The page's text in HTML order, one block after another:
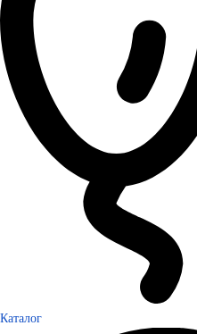
Каталог